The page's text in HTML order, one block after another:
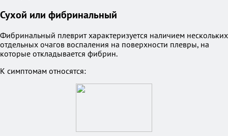
Сухой или фибринальный
Фибринальный плеврит характеризуется наличием нескольких
отдельных очагов воспаления на поверхности плевры, на
которые откладывается фибрин.
К симптомам относятся: